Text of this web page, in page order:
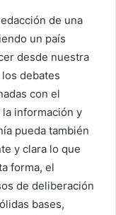
de una
un país
desde nuestra
debates
con el
información y
pueda también
y clara lo que
forma, el
de deliberación
bases,